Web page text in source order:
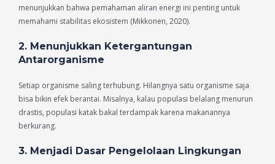
menunjukkan bahwa pemahaman aliran energi ini penting untuk
memahami stabilitas ekosistem (Mikkonen, 2020).
2. Menunjukkan Ketergantungan
Antarorganisme
Setiap organisme saling terhubung. Hilangnya satu organisme saja
bisa bikin efek berantai. Misalnya, kalau populasi belalang menurun
drastis, populasi katak bakal terdampak karena makanannya
berkurang.
3. Menjadi Dasar Pengelolaan Lingkungan